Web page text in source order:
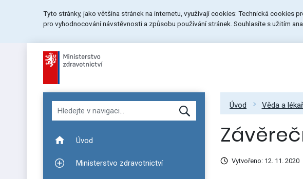
Tyto stránky, jako většina stránek na internetu, využívají cookies: Technická cookies
pro vyhodnocování návstěvnosti a způsobu používání stránek. Souhlasíte s užitím
Hledat v navigaci
Úvod
Zobrazit podmenu pro Ministerstvo zdravotnictví
Ministerstvo zdravotnictví
Úvod Věda a
Vytvořeno: 12. 11. 2020